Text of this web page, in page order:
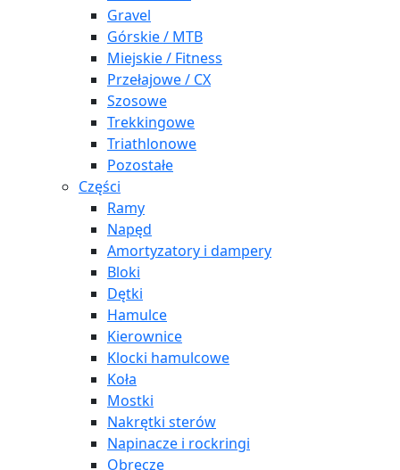
Gravel
Górskie / MTB
Miejskie / Fitness
Przełajowe / CX
Szosowe
Trekkingowe
Triathlonowe
Pozostałe
Części
Ramy
Napęd
Amortyzatory i dampery
Bloki
Dętki
Hamulce
Kierownice
Klocki hamulcowe
Koła
Mostki
Nakrętki sterów
Napinacze i rockringi
Obręcze